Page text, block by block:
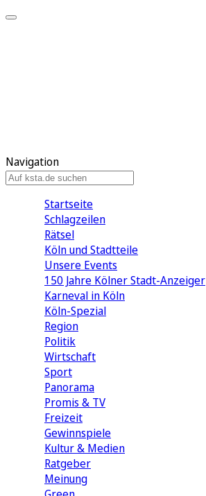
Navigation
Startseite
Schlagzeilen
Rätsel
Köln und Stadtteile
Unsere Events
150 Jahre Kölner Stadt-Anzeiger
Karneval in Köln
Köln-Spezial
Region
Politik
Wirtschaft
Sport
Panorama
Promis & TV
Freizeit
Gewinnspiele
Kultur & Medien
Ratgeber
Meinung